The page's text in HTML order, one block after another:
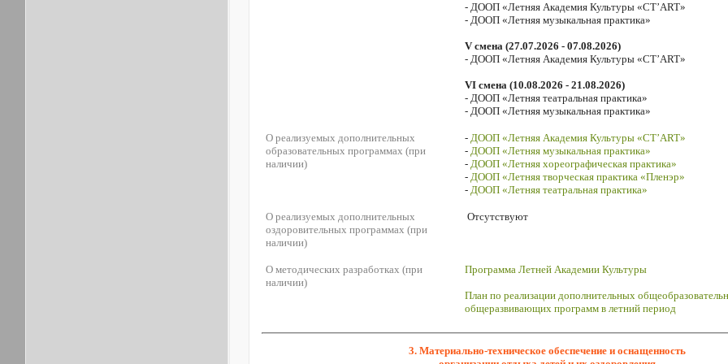
- ДООП «Летняя Академия Культуры «СТ’ART»
- ДООП «Летняя музыкальная практика»
V смена (27.07.2026 - 07.08.2026)
- ДООП «Летняя Академия Культуры «СТ’ART»
VI смена (10.08.2026 - 21.08.2026)
- ДООП «Летняя театральная практика»
- ДООП «Летняя музыкальная практика»
О реализуемых дополнительных
образовательных программах (при
наличии)
- ДООП «Летняя Академия Культуры «СТ’ART»
- ДООП «Летняя музыкальная практика»
- ДООП «Летняя хореографическая практика»
- ДООП «Летняя творческая практика «Пленэр»
- ДООП «Летняя театральная практика»
О реализуемых дополнительных
оздоровительных программах (при
наличии)
Отсутствуют
О методических разработках (при
наличии)
Программа Летней Академии Культуры
План по реализации дополнительных
общеразвивающих программ в летний период
3. Материально-техническое обеспечение и оснащенность